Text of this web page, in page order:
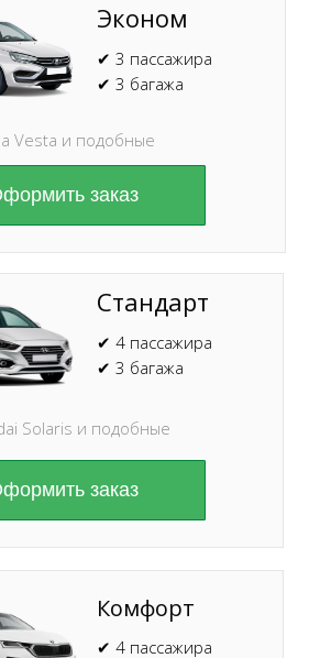
заказ
Стандарт
Solaris и подобные
✔ 4 пассажира
✔ 3 багажа
заказ
Эконом
Vesta и подобные
✔ 3 пассажира
✔ 3 багажа
Комфорт
✔ 4 пассажира